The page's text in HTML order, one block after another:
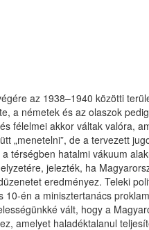
az 1938–1940 közötti
a németek és az olaszok
félelmei akkor váltak valóra,
de a tervezett
hatalmi vákuum
jelezték, ha
eredményez. Teleki
én a minisztertanács
vált, hogy a
amelyet haladéktalanul